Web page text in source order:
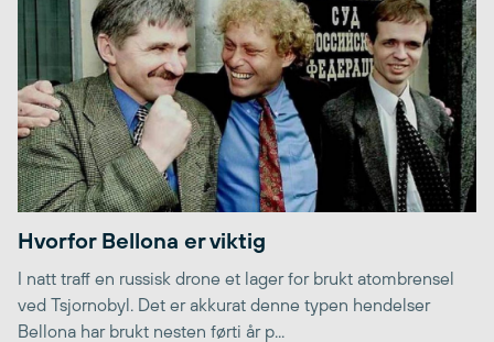
Hvorfor Bellona er viktig
I natt traff en russisk drone et lager for brukt atombrensel
ved Tsjornobyl. Det er akkurat denne typen hendelser
Bellona har brukt nesten førti år p...